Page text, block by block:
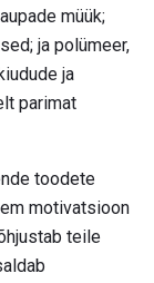
müük;
ja polümeer,
ja
parimat
toodete
motivatsioon
teile